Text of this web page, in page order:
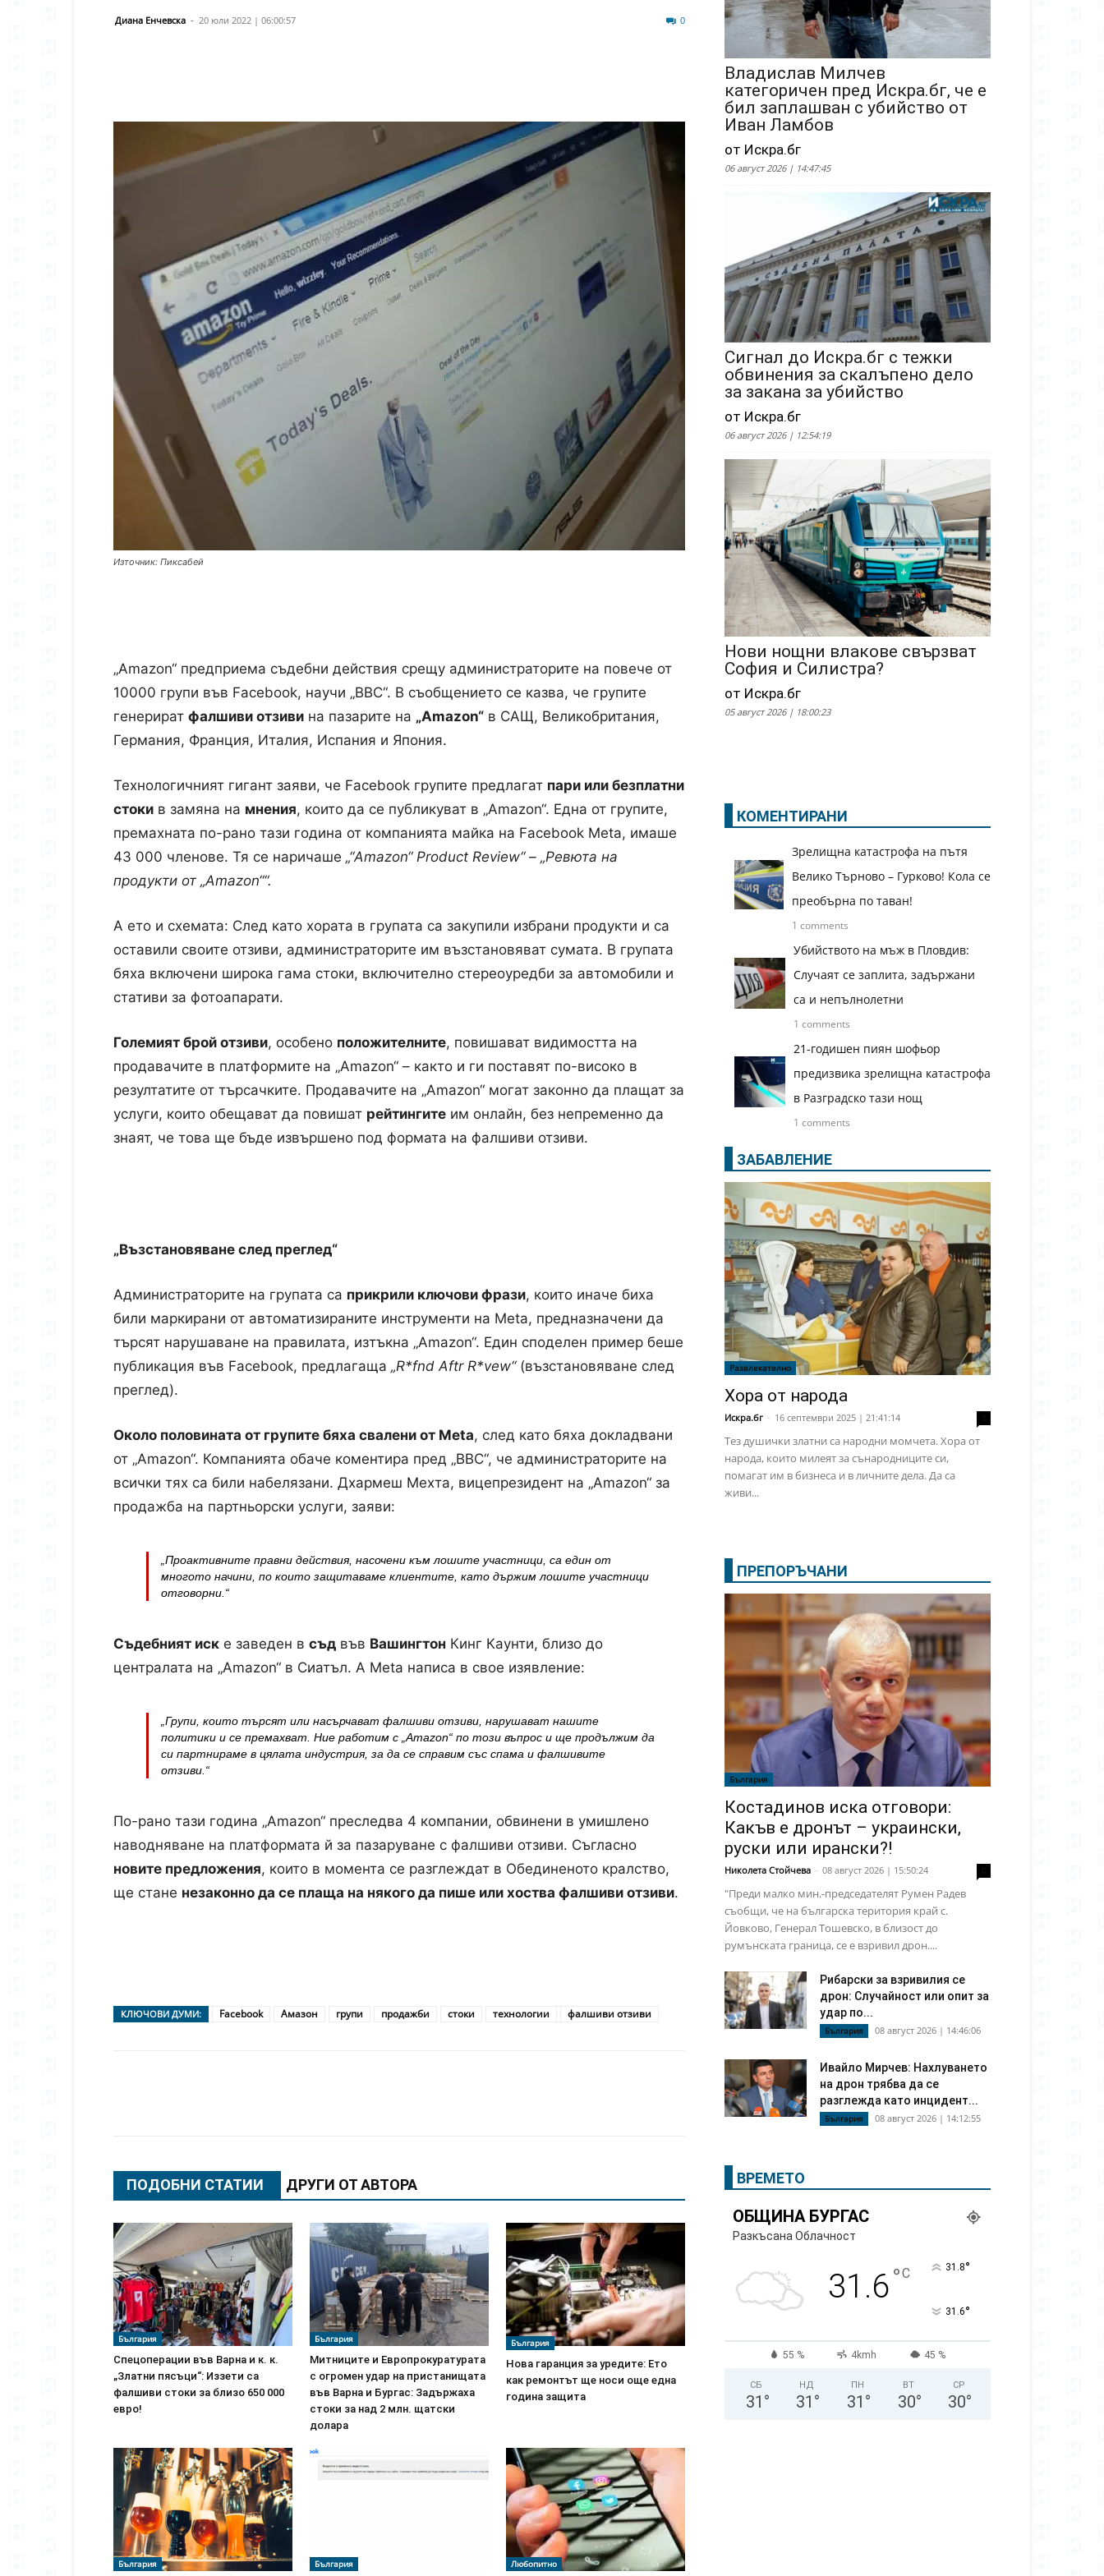
Диана Енчевска - 20 юли 2022 | 06:00:57 0
Източник: Пиксабей
„Amazon“ предприема съдебни действия срещу администраторите на повече от
10000 групи във Facebook, научи „BBC“. В съобщението се казва, че групите
генерират фалшиви отзиви на пазарите на „Amazon“ в САЩ, Великобритания,
Германия, Франция, Италия, Испания и Япония.
Технологичният гигант заяви, че Facebook групите предлагат пари или безплатни
стоки в замяна на мнения, които да се публикуват в „Amazon“. Една от групите,
премахната по-рано тази година от компанията майка на Facebook Meta, имаше
43 000 членове. Тя се наричаше „“Amazon“ Product Review“ – „Ревюта на
продукти от „Amazon““.
А ето и схемата: След като хората в групата са закупили избрани продукти и са
оставили своите отзиви, администраторите им възстановяват сумата. В групата
бяха включени широка гама стоки, включително стереоуредби за автомобили и
стативи за фотоапарати.
Големият брой отзиви, особено положителните, повишават видимостта на
продавачите в платформите на „Amazon“ – както и ги поставят по-високо в
резултатите от търсачките. Продавачите на „Amazon“ могат законно да плащат за
услуги, които обещават да повишат рейтингите им онлайн, без непременно да
знаят, че това ще бъде извършено под формата на фалшиви отзиви.
„Възстановяване след преглед“
Администраторите на групата са прикрили ключови фрази, които иначе биха
били маркирани от автоматизираните инструменти на Meta, предназначени да
търсят нарушаване на правилата, изтъкна „Amazon“. Един споделен пример беше
публикация във Facebook, предлагаща „R*fnd Aftr R*vew“(възстановяване след
преглед).
Около половината от групите бяха свалени от Meta, след като бяха докладвани
от „Amazon“. Компанията обаче коментира пред „BBC“, че администраторите на
всички тях са били набелязани. Дхармеш Мехта, вицепрезидент на „Amazon“ за
продажба на партньорски услуги, заяви:
„Проактивните правни действия, насочени към лошите участници, са един от
многото начини, по които защитаваме клиентите, като държим лошите участници
отговорни.“
Съдебният иск е заведен в съд във Вашингтон Кинг Каунти, близо до
централата на „Amazon“ в Сиатъл. А Meta написа в свое изявление:
„Групи, които търсят или насърчават фалшиви отзиви, нарушават нашите
политики и се премахват. Ние работим с „Amazon“ по този въпрос и ще продължим да
си партнираме в цялата индустрия, за да се справим със спама и фалшивите
отзиви.“
По-рано тази година „Amazon“ преследва 4 компании, обвинени в умишлено
наводняване на платформата й за пазаруване с фалшиви отзиви. Съгласно
новите предложения, които в момента се разглеждат в Обединеното кралство,
ще стане незаконно да се плаща на някого да пише или хоства фалшиви отзиви.
КЛЮЧОВИ ДУМИ: Facebook Амазон групи продажби стоки технологии фалшиви отзиви
ПОДОБНИ СТАТИИ ДРУГИ ОТ АВТОРА
България
Спецоперации във Варна и к. к.
„Златни пясъци“: Иззети са
фалшиви стоки за близо 650 000
евро!
България
Митниците и Европрокуратурата
с огромен удар на пристанищата
във Варна и Бургас: Задържаха
стоки за над 2 млн. щатски
долара
България
Нова гаранция за уредите: Ето
как ремонтът ще носи още една
година защита
България България Любопитно
Владислав Милчев
категоричен пред Искра.бг, че е
бил заплашван с убийство от
Иван Ламбов
от Искра.бг
06 август 2026 | 14:47:45
Сигнал до Искра.бг с тежки
обвинения за скалъпено дело
за закана за убийство
от Искра.бг
06 август 2026 | 12:54:19
Нови нощни влакове свързват
София и Силистра?
от Искра.бг
05 август 2026 | 18:00:23
КОМЕНТИРАНИ
Зрелищна катастрофа на пътя
Велико Търново – Гурково! Кола се
преобърна по таван!
1 comments
Убийството на мъж в Пловдив:
Случаят се заплита, задържани
са и непълнолетни
1 comments
21-годишен пиян шофьор
предизвика зрелищна катастрофа
в Разградско тази нощ
1 comments
ЗАБАВЛЕНИЕ
Развлекателно
Хора от народа
Искра.бг - 16 септември 2025 | 21:41:14
Тез душички златни са народни момчета. Хора от
народа, които милеят за сънародниците си,
помагат им в бизнеса и в личните дела. Да са
живи...
ПРЕПОРЪЧАНИ
България
Костадинов иска отговори:
Какъв е дронът – украински,
руски или ирански?!
Николета Стойчева - 08 август 2026 | 15:50:24
"Преди малко мин.-председателят Румен Радев
съобщи, че на българска територия край с.
Йовково, Генерал Тошевско, в близост до
румънската граница, се е взривил дрон....
Рибарски за взривилия се
дрон: Случайност или опит за
удар по...
България 08 август 2026 | 14:46:06
Ивайло Мирчев: Нахлуването
на дрон трябва да се
разглежда като инцидент...
България 08 август 2026 | 14:12:55
ВРЕМЕТО
ОБЩИНА БУРГАС
Разкъсана Облачност
31.6°C 31.8°
31.6°
55 % 4kmh 45 %
СБ
31 °
НД
31 °
ПН
31 °
ВТ
30°
СР
30°